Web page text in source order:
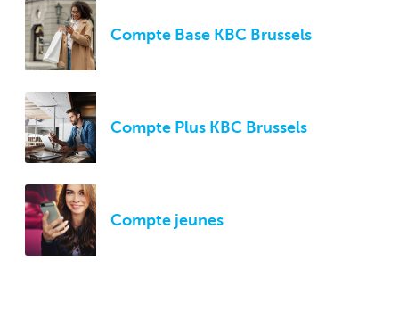
Compte Base KBC Brussels
Compte Plus KBC Brussels
Compte jeunes